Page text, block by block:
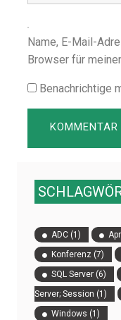
Name, E-Mail-
Browser für
Benachrichtige
ADC (1)
Konferenz (7)
SQL Server (6)
Server; Session (1)
Windows (1)